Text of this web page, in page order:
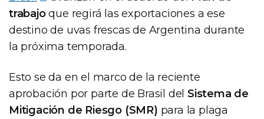
trabajoque regirá las exportaciones a ese
destino de uvas frescas de Argentina durante
la próxima temporada.
Esto se da en el marco de la reciente
aprobación por parte de Brasil del Sistema de
Mitigación de Riesgo (SMR) para la plaga